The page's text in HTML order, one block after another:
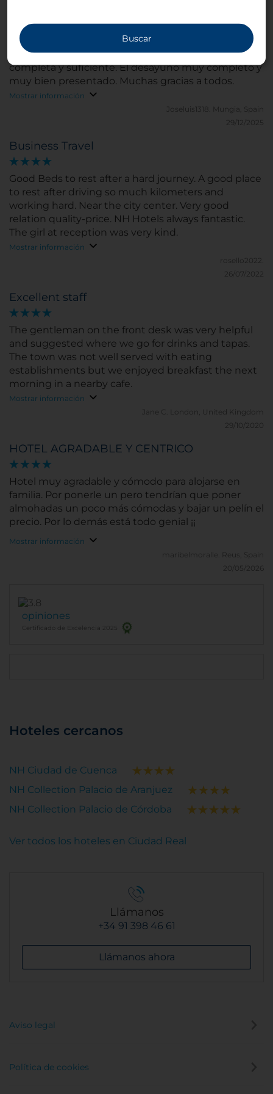
Business Travel
Good Beds to rest after a hard journey. A good place
to rest after driving so much kilometers and
working hard. Near the city center. Very good
relation quality-price. NH Hotels always fantastic.
The girl at reception was very kind.
Mostrar información
rosello2022.
26/07/2022
Excellent staff
The gentleman on the front desk was very helpful
and suggested where we go for drinks and tapas.
The town was not well served with eating
establishments but we enjoyed breakfast the next
morning in a nearby cafe.
Mostrar información
Jane C.
London, United Kingdom
29/10/2020
HOTEL AGRADABLE Y CENTRICO
Hotel muy agradable y cómodo para alojarse en
familia. Por ponerle un pero tendrían que poner
almohadas un poco más cómodas y bajar un pelín el
precio. Por lo demás está todo genial ¡¡
Mostrar información
maribelmoralle.
Reus, Spain
20/05/2026
Hemos estado una noche y la estancia ha sido
perfecta. A destacar la amabilidad de todo el equipo
de recepción y cafetería. La habitación superior muy
completa y suficiente. El desayuno muy completo y
muy bien presentado. Muchas gracias a todos.
Mostrar información
Joseluis1318.
Mungia, Spain
29/12/2025
opiniones
Certificado de Excelencia 2025
Hoteles cercanos
NH Ciudad de Cuenca
NH Collection Palacio de Aranjuez
NH Collection Palacio de Córdoba
Ver todos los hoteles en Ciudad Real
Llámanos
+34 91 398 46 61
Llámanos ahora
Aviso legal
Política de cookies
Buscar